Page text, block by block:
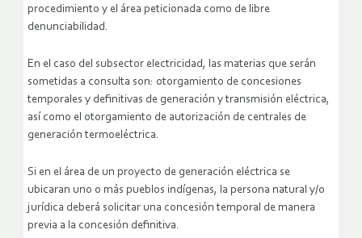
procedimiento y el área peticionada como de libre
denunciabilidad.
En el caso del subsector electricidad, las materias que serán
sometidas a consulta son: otorgamiento de concesiones
temporales y definitivas de generación y transmisión eléctrica,
así como el otorgamiento de autorización de centrales de
generación termoeléctrica.
Si en el área de un proyecto de generación eléctrica se
ubicaran uno o más pueblos indígenas, la persona natural y/o
jurídica deberá solicitar una concesión temporal de manera
previa a la concesión definitiva.